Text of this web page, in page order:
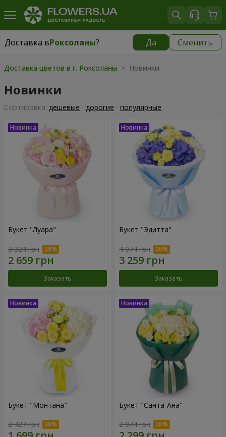
Доставка вРоксоланы? Да Сменить
Доставка вРоксоланы|
Доставка цветов в г. Роксоланы > Новинки
Новинки
Cортировка: дешевые дорогие популярные
Букет "Луара"
3 324 грн
Заказать
Букет "Эдитта"
4 074 грн
Заказать
Букет "Монтана"
2 427 грн
Букет "Санта-Ана"
2 874 грн